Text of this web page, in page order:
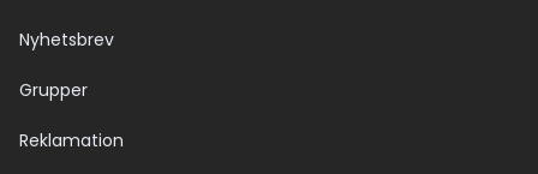
Nyhetsbrev
Grupper
Reklamation